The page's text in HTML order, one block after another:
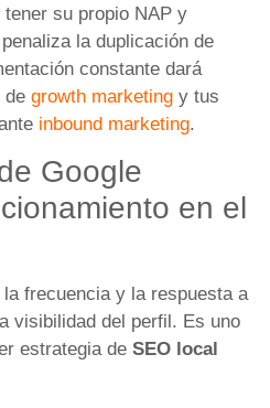
su propio NAP y
la duplicación de
constante dará
de growth marketing y tus
inbound marketing.
Google
en el
frecuencia y la respuesta a
visibilidad del perfil. Es uno
estrategia de SEO local